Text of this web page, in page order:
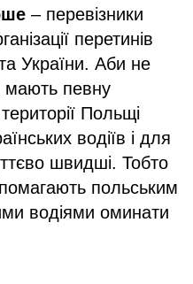
– перевізники
перетинів
України. Аби не
мають певну
Польщі
водіїв і для
швидші. Тобто
польським
водіями оминати